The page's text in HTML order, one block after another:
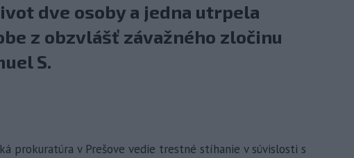
dve osoby a jedna utrpela
z obzvlášť závažného zločinu
S.
prokuratúra v Prešove vedie trestné stíhanie v súvislosti s